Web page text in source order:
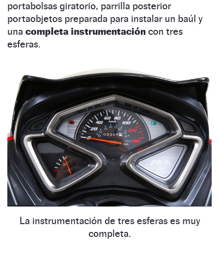
portabolsas giratorio, parrilla posterior
portaobjetos preparada para instalar un baúl y
una completa instrumentación con tres
esferas.
La instrumentación de tres esferas es muy
completa.